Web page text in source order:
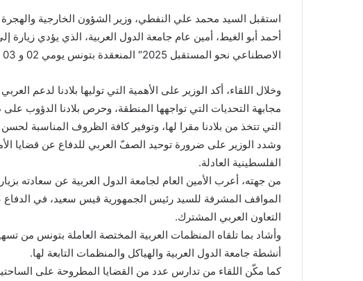
أحمد أبو الغيط، أمين عام جامعة الدول العربية، الذي يؤدي
الاصطناعي نحو المستقبل 2025″ المنعقدة بتونس يومي 02 و 03 ديسمبر 2025.
وخلال اللقاء، أكد الوزير على الأهمية التي توليها بلادنا لدعم
مجابهة التحديات التي تواجهها المنطقة، وحرص بلادنا الدؤوب
التي تتخذ من بلادنا مقرا لها، وتوفير كافة الظروف المناسبة لحسن
وشدد الوزير على ضرورة توحيد الصفّ العربي للدفاع عن قضايا
الفلسطينية العادلة.
المواقف المشرفة للسيد رئيس الجمهورية قيس سعيد، في الدفاع
التعاون العربي المشترك.
وأشاد بما تلقاه المنظمات العربية المختصة العاملة بتونس من
أنشطة جامعة الدول العربية والهياكل والمنظمات التابعة لها.
كما مكّن اللقاء من تدارس عدد من القضايا المطروحة على الساحتين